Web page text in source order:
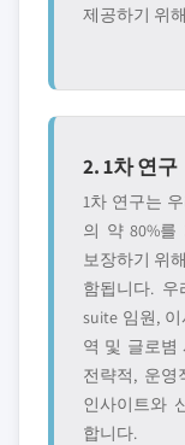
제공하기 위
2. 1차 연구
1차 연구는
의 약 80%를
보장하기 위
함됩니다.
suite 임원,
역 및 글로볌
전략적, 운영
인사이트와
합니다.